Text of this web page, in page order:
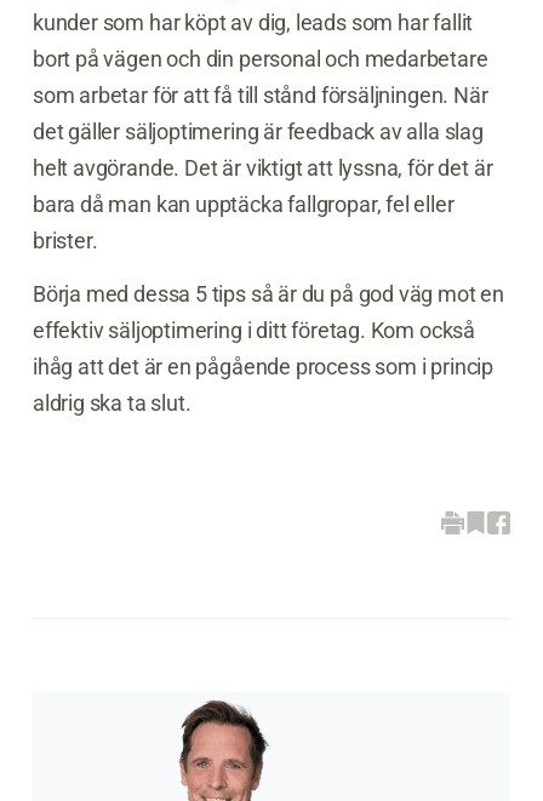
kunder som har köpt av dig, leads som har fallit
bort på vägen och din personal och medarbetare
som arbetar för att få till stånd försäljningen. När
det gäller säljoptimering är feedback av alla slag
helt avgörande. Det är viktigt att lyssna, för det är
bara då man kan upptäcka fallgropar, fel eller
brister.
Börja med dessa 5 tips så är du på god väg mot en
effektiv säljoptimering i ditt företag. Kom också
ihåg att det är en pågående process som i princip
aldrig ska ta slut.